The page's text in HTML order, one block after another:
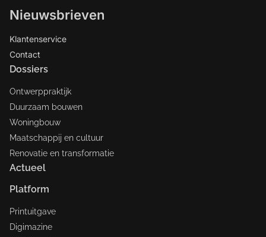
Nieuwsbrieven
Klantenservice
Contact
Dossiers
Ontwerppraktijk
Duurzaam bouwen
Woningbouw
Maatschappij en cultuur
Renovatie en transformatie
Actueel
Platform
Printuitgave
Digimazine